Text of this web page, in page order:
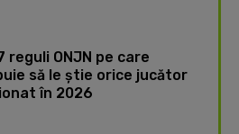
reguli ONJN pe care
să le știe orice jucător
în 2026